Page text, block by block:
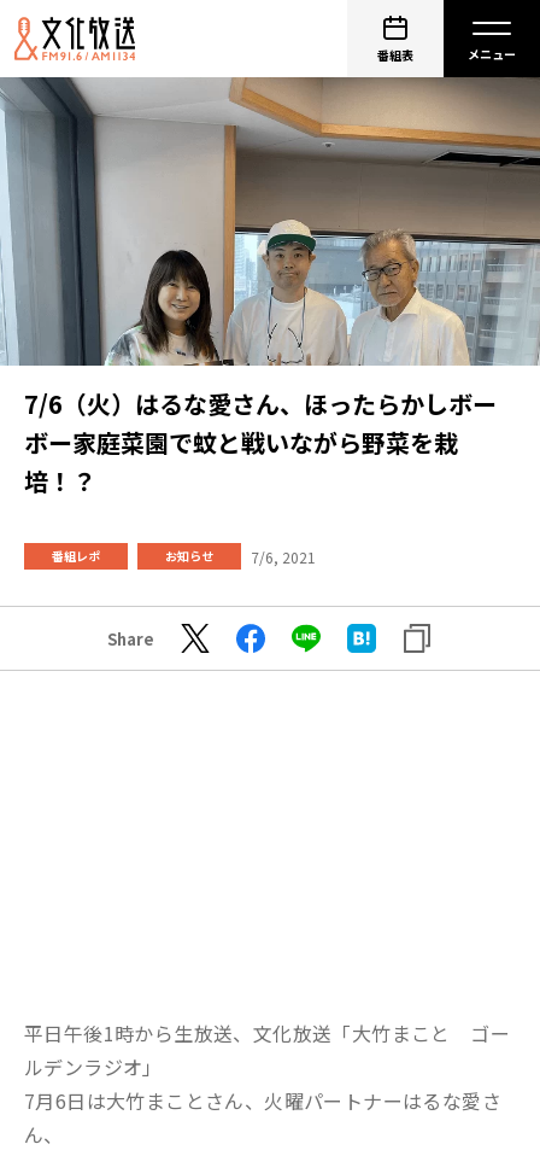
番組表
7/6（火）はるな愛さん、ほったらかしボー
ボー家庭菜園で蚊と戦いながら野菜を栽
培！？
番組レポ お知らせ 7/6, 2021
Share
平日午後1時から生放送、文化放送「大竹まこと ゴー
ルデンラジオ」
7月6日は大竹まことさん、火曜パートナーはるな愛さ
ん、